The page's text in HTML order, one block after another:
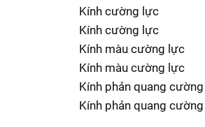
Kính cường lực
Kính cường lực
Kính màu cường lực
Kính màu cường lực
Kính phản quang
Kính phản quang